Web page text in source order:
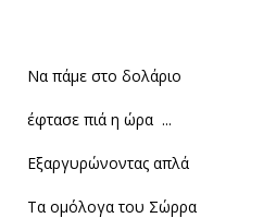
Να πάμε στο δολάριο
έφτασε πιά η ώρα ...
Εξαργυρώνοντας απλά
Τα ομόλογα του Σώρρα